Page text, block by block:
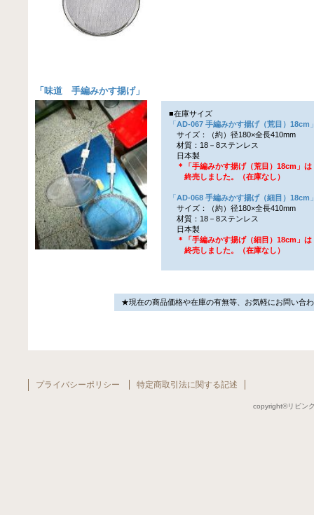
「 味道 手編みかす揚げ」
■在庫サイズ
「AD-067 手編みかす揚げ（荒目）18cm
サイズ：（約）径180×全長410mm
材質：18－8ステンレス
日本製
＊「手編みかす揚げ（荒目）18cm」は
終売しました。（在庫なし）
「AD-068 手編みかす揚げ（細目）18cm
サイズ：（約）径180×全長410mm
材質：18－8ステンレス
日本製
＊「手編みかす揚げ（細目）18cm」は
終売しました。（在庫なし）
★現在の商品価格や在庫の有無等、お気軽にお問い合
copyright©リビン
プライバシーポリシー 特定商取引法に関する記述